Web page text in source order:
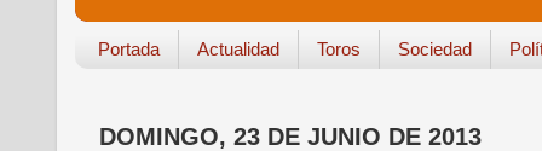
Portada Actualidad Toros Sociedad
DOMINGO, 23 DE JUNIO DE 2013